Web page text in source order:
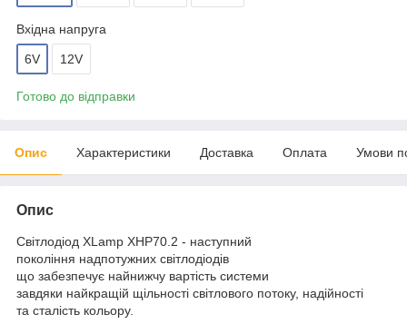
Вхідна напруга
6V 12V
Готово до відправки
Опис Характеристики Доставка Оплата Умови
Опис
Світлодіод XLamp XHP70.2 - наступний
покоління надпотужних світлодіодів
що забезпечує найнижчу вартість системи
завдяки найкращій щільності світлового потоку, надійності
та сталість кольору.